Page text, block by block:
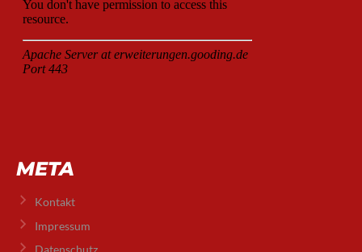
META
Kontakt
Impressum